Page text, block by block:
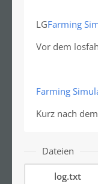
LGFarming
Vor dem
Farming
Kurz nach
Dateien
log.txt